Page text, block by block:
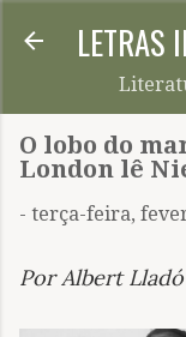
Pular
LETRAS
O lobo do
London lê
- terça-feira,
Por Albert Lladó